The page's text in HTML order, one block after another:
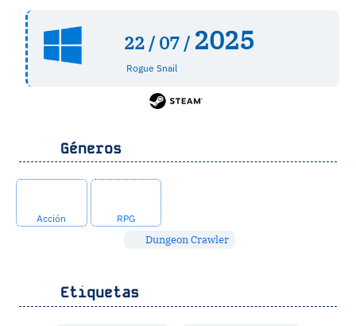
22 / 07 / 2025
Rogue Snail
Géneros
Acción RPG
Dungeon Crawler
Etiquetas